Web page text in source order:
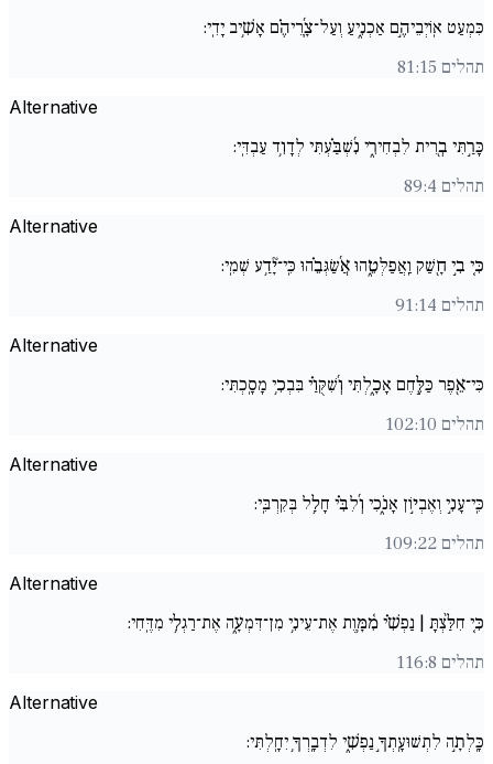
כִּמְעַט אֽוֹיְבֵיהֶ֣ם אַכְנִ֑יעַ וְעַל־צָֽ֜רֵיהֶ֗ם אָשִׁ֥יב יָדִֽי:
תהלים 81:15
Alternative
כָּרַ֣תִּי בְ֖רִית לִבְחִירִ֑י נִ֜שְׁבַּ֗עְתִּי לְדָוִ֥ד עַבְדִּֽי:
תהלים 89:4
Alternative
כִּ֚י בִ֣י חָ֖שַׁק וַֽאֲפַלְּטֵ֑הוּ אֲ֜שַׂגְּבֵ֗הוּ כִּֽי־יָ֘דַ֥ע שְׁמִֽי:
תהלים 91:14
Alternative
כִּי־אֵ֖פֶר כַּלֶּ֣חֶם אָכָ֑לְתִּי וְ֜שִׁקֻּוַ֗י בִּבְכִ֥י מָסָֽכְתִּי:
תהלים 102:10
Alternative
כִּֽי־עָנִ֣י וְאֶבְי֣וֹן אָנֹ֑כִי וְ֜לִבִּ֗י חָלַ֥ל בְּקִרְבִּֽי:
תהלים 109:22
Alternative
כִּ֚י חִלַּ֨צְתָּ | נַפְשִׁ֗י מִ֫מָּ֥וֶת אֶת־עֵינִ֥י מִן־דִּמְעָ֑ה אֶת־רַגְלִ֥י מִדֶּֽחִי:
תהלים 116:8
Alternative
כָּֽלְתָ֣ה לִתְשׁוּעָֽתְךָ֣ נַפְשִׁ֑י לִדְבָֽרְךָ֥ יִחָֽלְתִּי: